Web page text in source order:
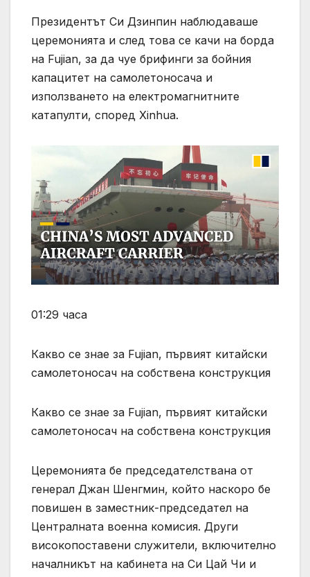
Президентът Си Дзинпин наблюдаваше
церемонията и след това се качи на борда
на Fujian, за да чуе брифинги за бойния
капацитет на самолетоносача и
използването на електромагнитните
катапулти, според Xinhua.
01:29 часа
Какво се знае за Fujian, първият китайски
самолетоносач на собствена конструкция
Какво се знае за Fujian, първият китайски
самолетоносач на собствена конструкция
Церемонията бе председателствана от
генерал Джан Шенгмин, който наскоро бе
повишен в заместник-председател на
Централната военна комисия. Други
високопоставени служители, включително
началникът на кабинета на Си Цай Чи и